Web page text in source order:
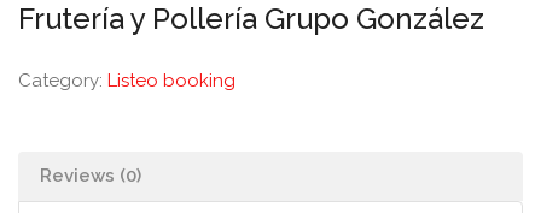
Frutería y Pollería Grupo González
Category: Listeo booking
Reviews (0)